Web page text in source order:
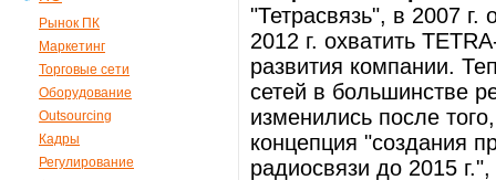
Рынок ПК
Маркетинг
Торговые сети
Оборудование
Outsourcing
Кадры
Регулирование
"Тетрасвязь", в 2007
2012 г. охватить
развития компании.
сетей в большинстве
изменились после
концепция "создания
радиосвязи до 2015